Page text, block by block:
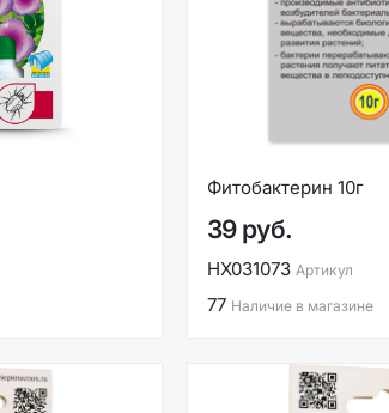
Фитобактерин 10г
39 руб.
НХ031073 Артикул
77 Наличие в магазине